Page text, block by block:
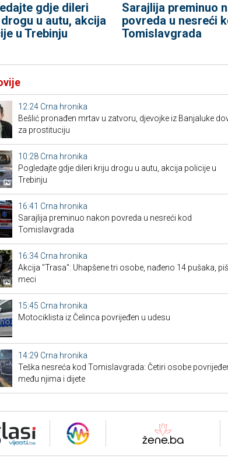
gdje dileri
u autu, akcija
u Trebinju
Sarajlija preminuo
povreda u nesreći
Tomislavgrada
12:24 Crna hronika
Bešlić pronađen mrtav u zatvoru, djevojke iz Banjaluke
za prostituciju
10:28 Crna hronika
Pogledajte gdje dileri kriju drogu u autu, akcija policije u
Trebinju
16:41 Crna hronika
Sarajlija preminuo nakon povreda u nesreći kod
Tomislavgrada
16:34 Crna hronika
Akcija "Trasa": Uhapšene tri osobe, nađeno 14 pušaka,
meci
15:45 Crna hronika
Motociklista iz Čelinca povrijeđen u udesu
14:29 Crna hronika
Teška nesreća kod Tomislavgrada: Četiri osobe
među njima i dijete